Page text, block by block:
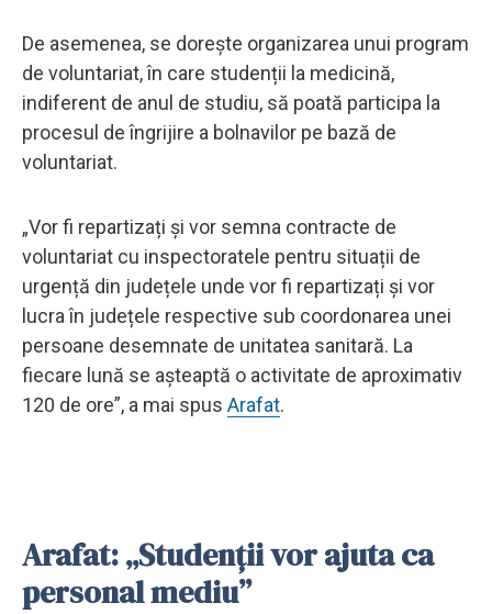
De asemenea, se dorește organizarea unui program
de voluntariat, în care studenții la medicină,
indiferent de anul de studiu, să poată participa la
procesul de îngrijire a bolnavilor pe bază de
voluntariat.
„Vor fi repartizați și vor semna contracte de
voluntariat cu inspectoratele pentru situații de
urgență din județele unde vor fi repartizați și vor
lucra în județele respective sub coordonarea unei
persoane desemnate de unitatea sanitară. La
fiecare lună se așteaptă o activitate de aproximativ
120 de ore”, a mai spus Arafat.
Arafat: „Studenții vor ajuta ca
personal mediu”